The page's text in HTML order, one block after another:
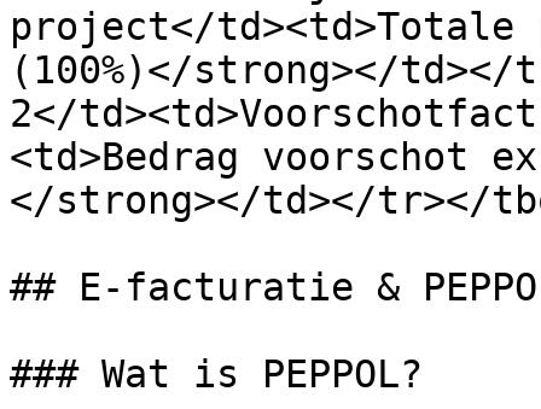
project</
(100%)</strong></
2</
<td>Bedrag voorschot
</strong></td></tr></
## E-facturatie &
### Wat is PEPPOL?